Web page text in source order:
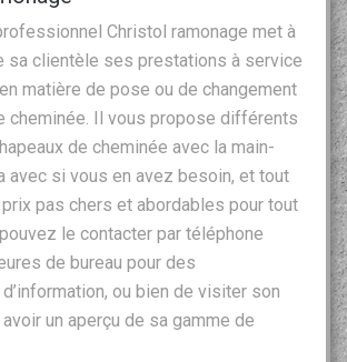
Christol ramonage met à
sa clientèle ses prestations à service
matière de pose ou de changement
cheminée. Il vous propose différents
de cheminée avec la main-
avec si vous en avez besoin, et tout
pas chers et abordables pour tout
le contacter par téléphone
de bureau pour des
ou bien de visiter son
un aperçu de sa gamme de